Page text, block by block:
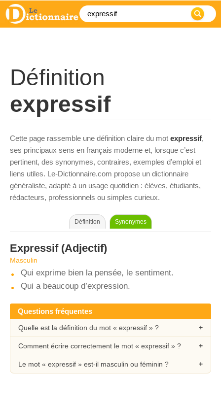
Définition
expressif
Cette page rassemble une définition claire du mot expressif,
ses principaux sens en français moderne et, lorsque c’est
pertinent, des synonymes, contraires, exemples d’emploi et
liens utiles. Le-Dictionnaire.com propose un dictionnaire
généraliste, adapté à un usage quotidien : élèves, étudiants,
rédacteurs, professionnels ou simples curieux.
Définition Synonymes
Expressif(Adjectif)
Masculin
Qui exprime bien la pensée, le sentiment.
Qui a beaucoup d’expression.
Questions fréquentes
Quelle est la définition du mot « expressif » ?
Comment écrire correctement le mot « expressif » ?
Le mot « expressif » est-il masculin ou féminin ?